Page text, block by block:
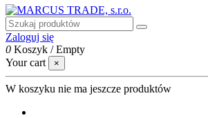
Zaloguj się
0 Koszyk /Empty
Your cart
×
W koszyku nie ma jeszcze produktów